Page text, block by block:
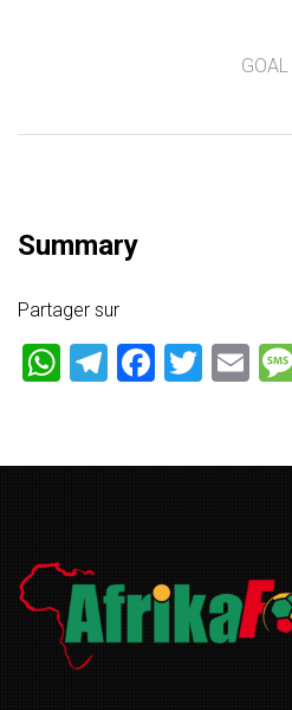
GOAL
Summary
Partager sur
WhatsApp
Telegram